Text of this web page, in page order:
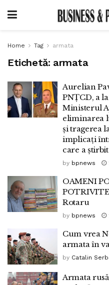
Home Tag armata
Etichetă: armata
Aurelian
PNȚCD, a
Ministerul
eliminarea
și tragerea
implicați
care a
by bpnews
OAMENI
Rotaru
by bpnews
Cum vrea
armata în
by Catalin
Armata